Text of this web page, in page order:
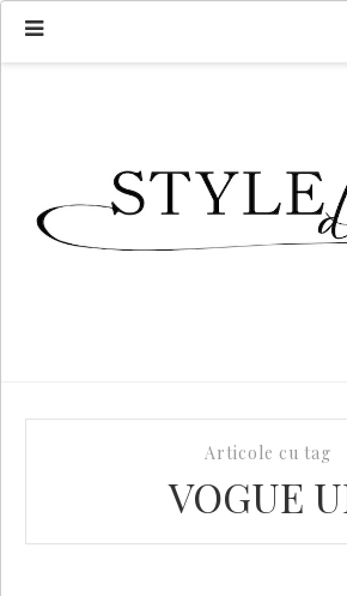
Articole cu tag
VOGUE